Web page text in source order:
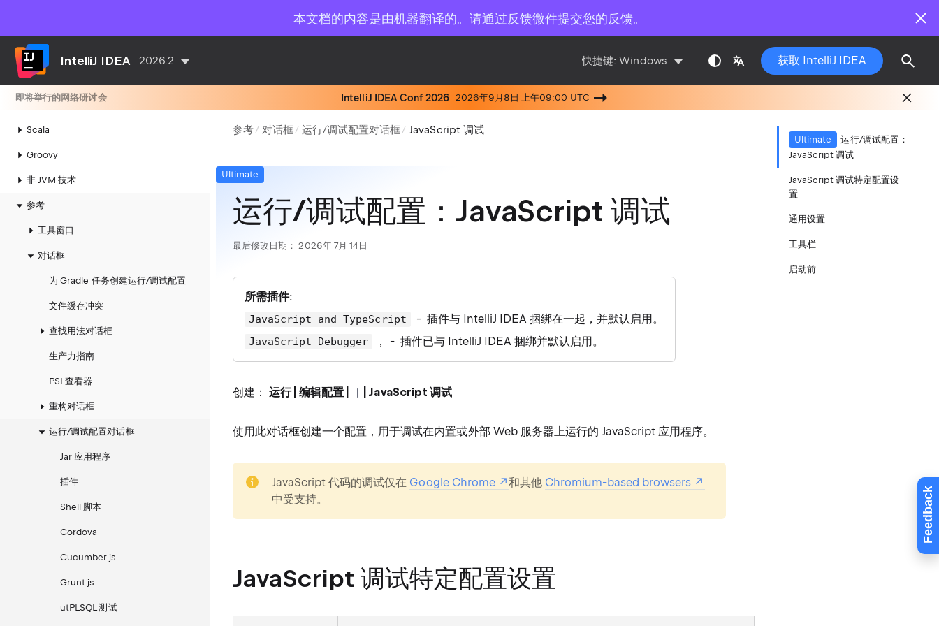
本文档的内容是由机器翻译的。请通过反馈微件提交您的反馈。
Feedback
IntelliJ IDEA 2026.2 快捷键:Windows 获取 IntelliJ IDEA
即将举行的网络研讨会 IntelliJ IDEA Conf 2026 2026年9月8日 上午09:00 UTC
数据库工具与 SQL
JVM 框架
Kotlin
Scala
Groovy
非 JVM 技术
参考
工具窗口
对话框
为 Gradle 任务创建运行/调试配置
文件缓存冲突
查找用法对话框
生产力指南
PSI 查看器
重构对话框
运行/调试配置对话框
Jar 应用程序
插件
Shell 脚本
Cordova
Cucumber.js
Grunt.js
utPLSQL 测试
参考 对话框 运行/调试配置对话框 JavaScript 调试
Ultimate
运行/调试配置：JavaScript 调试
最后修改日期： 2026年 7月 14日
所需插件:
JavaScript and TypeScript - 插件与 IntelliJ IDEA 捆绑在一起，并默认启用。
JavaScript Debugger ， - 插件已与 IntelliJ IDEA 捆绑并默认启用。
创建：运行 | 编辑配置 | | JavaScript 调试
使用此对话框创建一个配置，用于调试在内置或外部 Web 服务器上运行的 JavaScript 应用程序。
JavaScript 代码的调试仅在 Google Chrome 和其他 Chromium-based browsers
中受支持。
JavaScript 调试特定配置设置
Ultimate
运行/调试配置：
JavaScript 调试
JavaScript 调试特定配置设
置
通用设置
工具栏
启动前